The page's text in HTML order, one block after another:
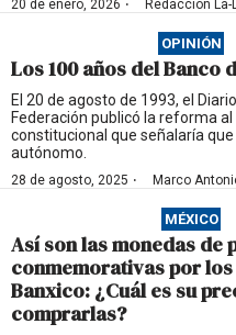
20 de enero, 2026 · Redacción La-
OPINIÓN
Los 100 años del Banco
El 20 de agosto de 1993, el
Federación publicó la reforma
constitucional que señalaría
autónomo.
28 de agosto, 2025 · Marco
MÉXICO
Así son las monedas de
conmemorativas por los
Banxico: ¿Cuál es su
comprarlas?